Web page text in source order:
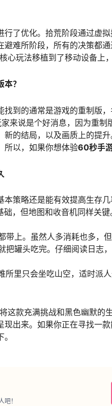
行了优化。拾荒阶段通过虚
避难所阶段，所有的决策都
心玩法移植到了移动设备上
？
找到的通常是游戏的重制版
来说是个好消息，因为重制
新的结局，以及画质上的提
所以，如果你想体验60秒手
策略还是能有效提高生存几
础，但地图和收音机同样关
带上。虽然人多消耗也多，
把罐头吃完。仔细阅读日志
所里只会坐吃山空，适时派
这款充满挑战和黑色幽默的
现出来。如果你正在寻找一
！